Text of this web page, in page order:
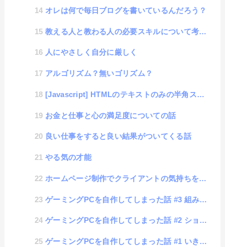
オレは何で毎日ブログを書いているんだろう？
教える人と教わる人の必要スキルについて考えた話
人にやさしく自分に厳しく
アルゴリズム？無いゴリズム？
[Javascript] HTMLのテキストのみの半角スペースを置換する方法
お金と仕事と心の満足度についての話
良い仕事をすると良い結果がついてくる話
やる気の才能
ホームページ制作でクライアントの気持ちを理解する話
ゲーミングPCを自作してしまった話 #3 組み立て編
ゲーミングPCを自作してしまった話 #2 ショップ購入編
ゲーミングPCを自作してしまった話 #1 いきさつ編